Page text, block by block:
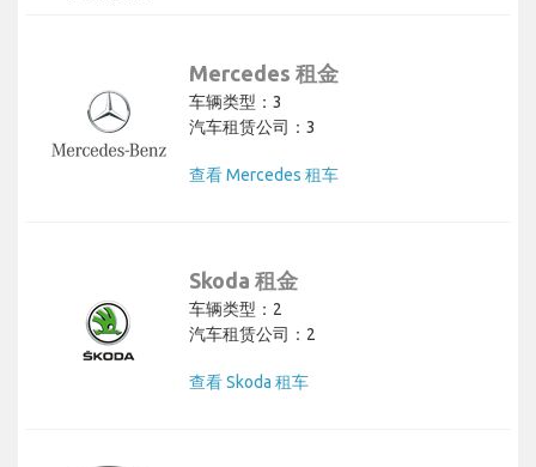
Mercedes 租金
车辆类型：3
汽车租赁公司：3
查看 Mercedes 租车
Skoda 租金
车辆类型：2
汽车租赁公司：2
查看 Skoda 租车